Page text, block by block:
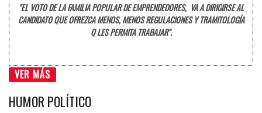
"EL VOTO DE LA FAMILIA POPULAR DE EMPRENDEDORES, VA A DIRIGIRSE AL
CANDIDATO QUE OFREZCA MENOS, MENOS REGULACIONES Y TRAMITOLOGÍA
Q LES PERMITA TRABAJAR".
VER MÁS
HUMOR POLÍTICO